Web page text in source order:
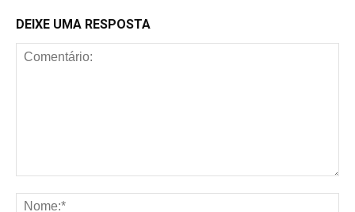
DEIXE UMA RESPOSTA